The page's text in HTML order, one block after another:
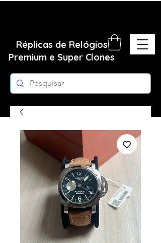
Réplicas de Relógios
Premium e Super Clones